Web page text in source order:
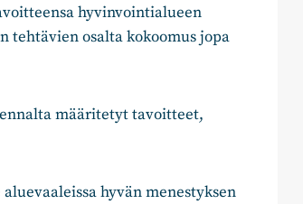
hyvinvointialueen
tehtävien osalta kokoomus jopa
määritetyt tavoitteet,
hyvän menestyksen